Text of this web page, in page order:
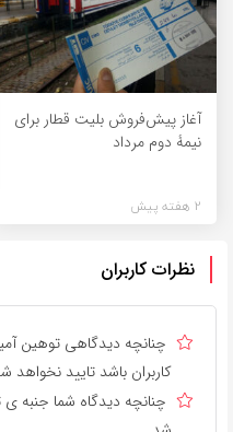
آغاز پیش‌فروش بلیت قطار برای
نیمۀ دوم مرداد
2 هفته پیش
نظرات کاربران
چنانچه دیدگاهی توهین
کاربران باشد تایید نخواهد
چنانچه دیدگاه شما جنبه ی